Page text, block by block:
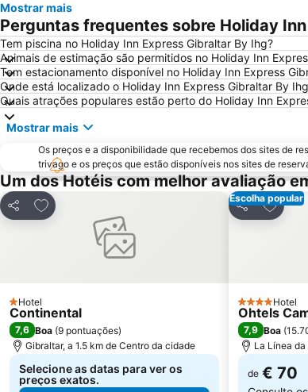
Mostrar mais
Perguntas frequentes sobre Holiday
Tem piscina no Holiday Inn Express Gibraltar By Ihg?
Animais de estimação são permitidos no Holiday Inn
Tem estacionamento disponível no Holiday Inn Express
Onde está localizado o Holiday Inn Express Gibraltar By
Quais atrações populares estão perto do Holiday Inn
Mostrar mais
Os preços e a disponibilidade que recebemos dos sites de
trivago e os preços que estão disponíveis nos sites de
Um dos Hotéis com melhor avaliação
Partilhar
Adicionar aos favoritos
1 Estrelas
Hotel
Continental
7,6 Boa (9 pontuações)
Gibraltar, a 1.5 km de Centro da cidade
Selecione as datas para ver os
preços exatos.
Escolha popular
Partilhar
4 Estrelas
Hotel
Ohtels
7,9 Boa (
La Línea
de € 70